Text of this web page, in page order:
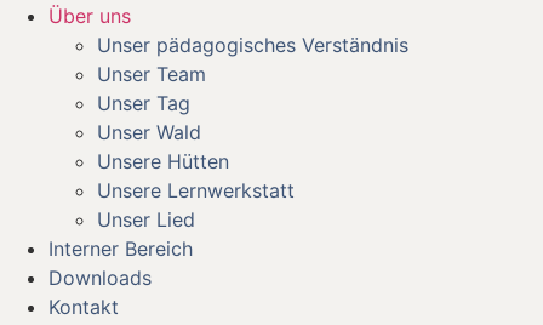
Über uns
Unser pädagogisches Verständnis
Unser Team
Unser Tag
Unser Wald
Unsere Hütten
Unsere Lernwerkstatt
Unser Lied
Interner Bereich
Downloads
Kontakt